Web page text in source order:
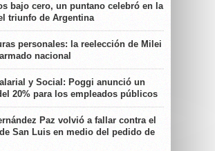
bajo cero, un puntano celebró en la
triunfo de Argentina
personales: la reelección de Milei
nacional
y Social: Poggi anunció un
20% para los empleados públicos
Paz volvió a fallar contra el
San Luis en medio del pedido de